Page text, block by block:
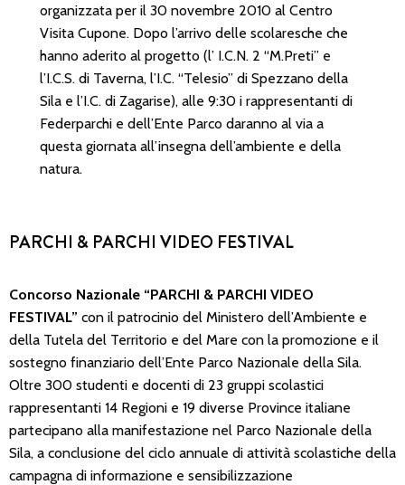
organizzata per il 30 novembre 2010 al Centro
Visita Cupone. Dopo l’arrivo delle scolaresche che
hanno aderito al progetto (l’ I.C.N. 2 “M.Preti” e
l’I.C.S. di Taverna, l’I.C. “Telesio” di Spezzano della
Sila e l’I.C. di Zagarise), alle 9:30 i rappresentanti di
Federparchi e dell’Ente Parco daranno al via a
questa giornata all’insegna dell’ambiente e della
natura.
PARCHI & PARCHI VIDEO FESTIVAL
Concorso Nazionale “PARCHI & PARCHI VIDEO
FESTIVAL” con il patrocinio del Ministero dell’Ambiente e
della Tutela del Territorio e del Mare con la promozione e il
sostegno finanziario dell’Ente Parco Nazionale della Sila.
Oltre 300 studenti e docenti di 23 gruppi scolastici
rappresentanti 14 Regioni e 19 diverse Province italiane
partecipano alla manifestazione nel Parco Nazionale della
Sila, a conclusione del ciclo annuale di attività scolastiche della
campagna di informazione e sensibilizzazione